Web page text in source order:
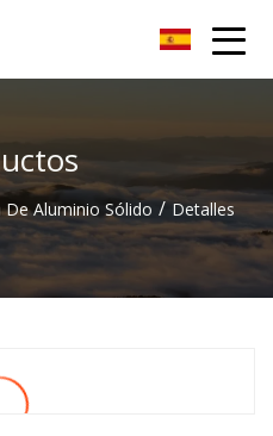
De Aluminio Sólido / Detalles